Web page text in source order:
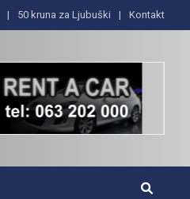
50 kruna za Ljubuški Kontakt